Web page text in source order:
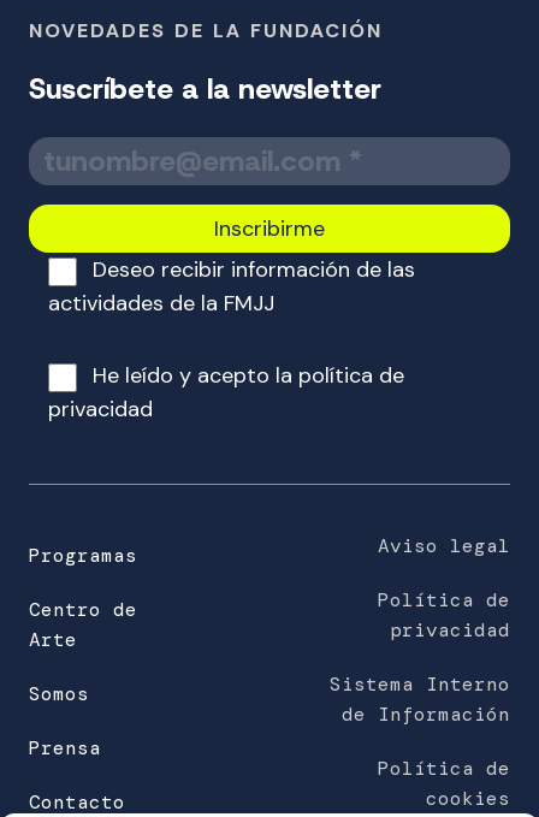
NOVEDADES DE LA FUNDACIÓN
Suscríbete a la newsletter
T
u
c
o
c
n
i
o
o
Deseo recibir información de las
actividades de la FMJJ
He leído y acepto la política de
privacidad
Programas
Centro de
Arte
Somos
Prensa
Contacto
Aviso legal
Política de
privacidad
Sistema Interno
de Información
Política de
cookies